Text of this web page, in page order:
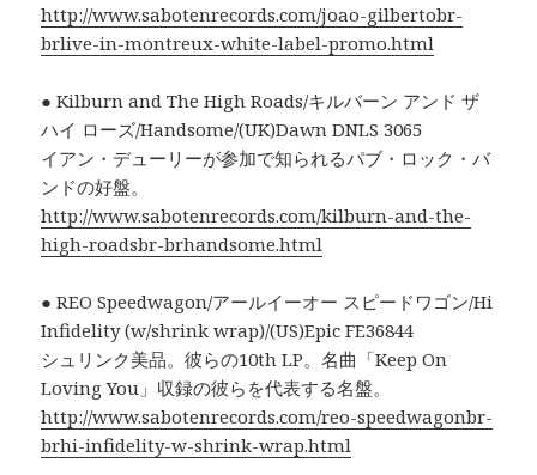
http://www.sabotenrecords.com/joao-gilbertobr-
brlive-in-montreux-white-label-promo.html
● Kilburn and The High Roads/キルバーン アンド ザ
ハイ ローズ/Handsome/(UK)Dawn DNLS 3065
イアン・デューリーが参加で知られるパブ・ロック・バ
ンドの好盤。
http://www.sabotenrecords.com/kilburn-and-the-
high-roadsbr-brhandsome.html
● REO Speedwagon/アールイーオー スピードワゴン/Hi
Infidelity (w/shrink wrap)/(US)Epic FE36844
シュリンク美品。彼らの10th LP。名曲「Keep On
Loving You」収録の彼らを代表する名盤。
http://www.sabotenrecords.com/reo-speedwagonbr-
brhi-infidelity-w-shrink-wrap.html